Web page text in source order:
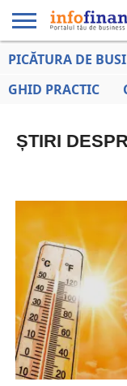
EDUCAȚIE
LA ZI
AFACERILOR
PICĂTURA DE
GHID PRACTIC
ȘTIRI